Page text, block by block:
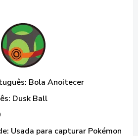
Bola Anoitecer
Dusk Ball
Usada para capturar Pokémon